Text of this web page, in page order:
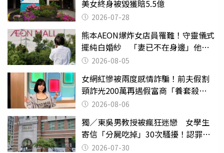
美女終身被毀獲賠5.5億
2026-07-28
熊本AEON爆炸女店員罹難！守靈儀式
擺純白婚紗 「妻已不在身邊」他淚
喊：無法想像
2026-08-05
女網紅慘被兩度感情詐騙！前夫假割
頸詐光200萬再遇假富商「養套殺
2000萬」
2026-08-06
獨／東吳男教授被瘋狂迷戀 女學生
寄信「分屍吃掉」30次騷擾！認罪免
關 2026-07-30